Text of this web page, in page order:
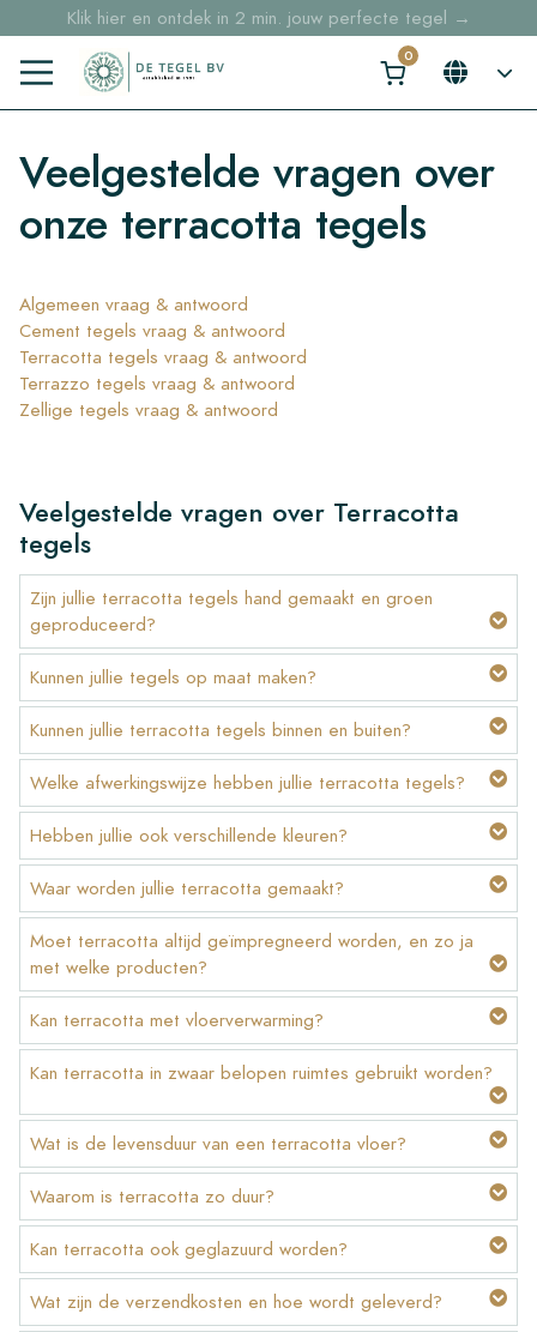
Klik hier en ontdek in 2 min. jouw perfecte tegel →
Sample bestellingen vanaf €30,- gratis thuisbezorgd
Voorraaditems binnen 2 werkdagen geleverd in NL en BE
Veelgestelde vragen over
onze terracotta tegels
Algemeen vraag & antwoord
Cement tegels vraag & antwoord
Terracotta tegels vraag & antwoord
Terrazzo tegels vraag & antwoord
Zellige tegels vraag & antwoord
Veelgestelde vragen over Terracotta
tegels
Zijn jullie terracotta tegels hand gemaakt en groen
geproduceerd?
Kunnen jullie tegels op maat maken?
Kunnen jullie terracotta tegels binnen en buiten?
Welke afwerkingswijze hebben jullie terracotta tegels?
Hebben jullie ook verschillende kleuren?
Waar worden jullie terracotta gemaakt?
Moet terracotta altijd geïmpregneerd worden, en zo ja
met welke producten?
Kan terracotta met vloerverwarming?
Kan terracotta in zwaar belopen ruimtes gebruikt worden?
Wat is de levensduur van een terracotta vloer?
Waarom is terracotta zo duur?
Kan terracotta ook geglazuurd worden?
Wat zijn de verzendkosten en hoe wordt geleverd?